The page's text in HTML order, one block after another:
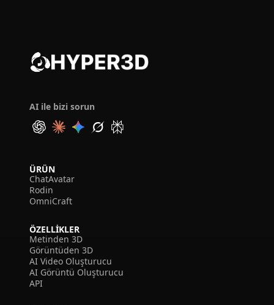
AI ile bizi sorun
ÜRÜN
ChatAvatar
Rodin
OmniCraft
ÖZELLIKLER
Metinden 3D
Görüntüden 3D
AI Video Oluşturucu
AI Görüntü Oluşturucu
API